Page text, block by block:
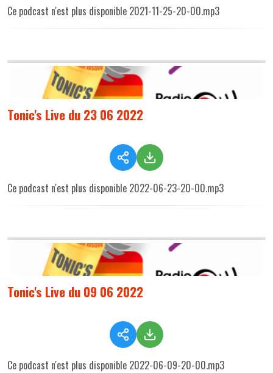
Ce podcast n'est plus disponible 2021-11-25-20-00.mp3
Tonic's Live du 23 06 2022
Ce podcast n'est plus disponible 2022-06-23-20-00.mp3
Tonic's Live du 09 06 2022
Ce podcast n'est plus disponible 2022-06-09-20-00.mp3